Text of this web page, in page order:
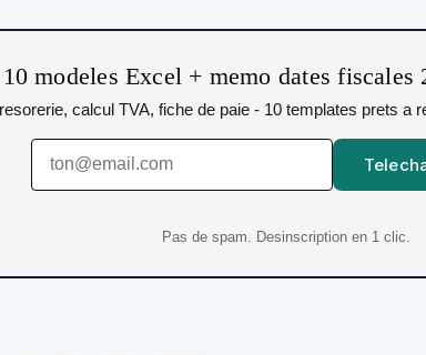
10 modeles Excel + memo dates fiscales
calcul TVA, fiche de paie - 10 templates prets a
Pas de spam. Desinscription en 1 clic.